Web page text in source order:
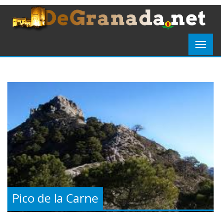
Pico de la Carne